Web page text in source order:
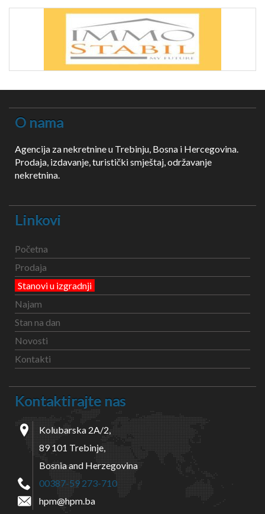
O nama
Agencija za nekretnine u Trebinju, Bosna i Hercegovina.
Prodaja, izdavanje, turistički smještaj, održavanje
nekretnina.
Linkovi
Početna
Prodaja
Stanovi u izgradnji
Najam
Stan na dan
Novosti
Kontakti
Kontaktirajte nas
Kolubarska 2A/2,
89 101 Trebinje,
Bosnia and Herzegovina
00387-59 273-710
hpm@hpm.ba